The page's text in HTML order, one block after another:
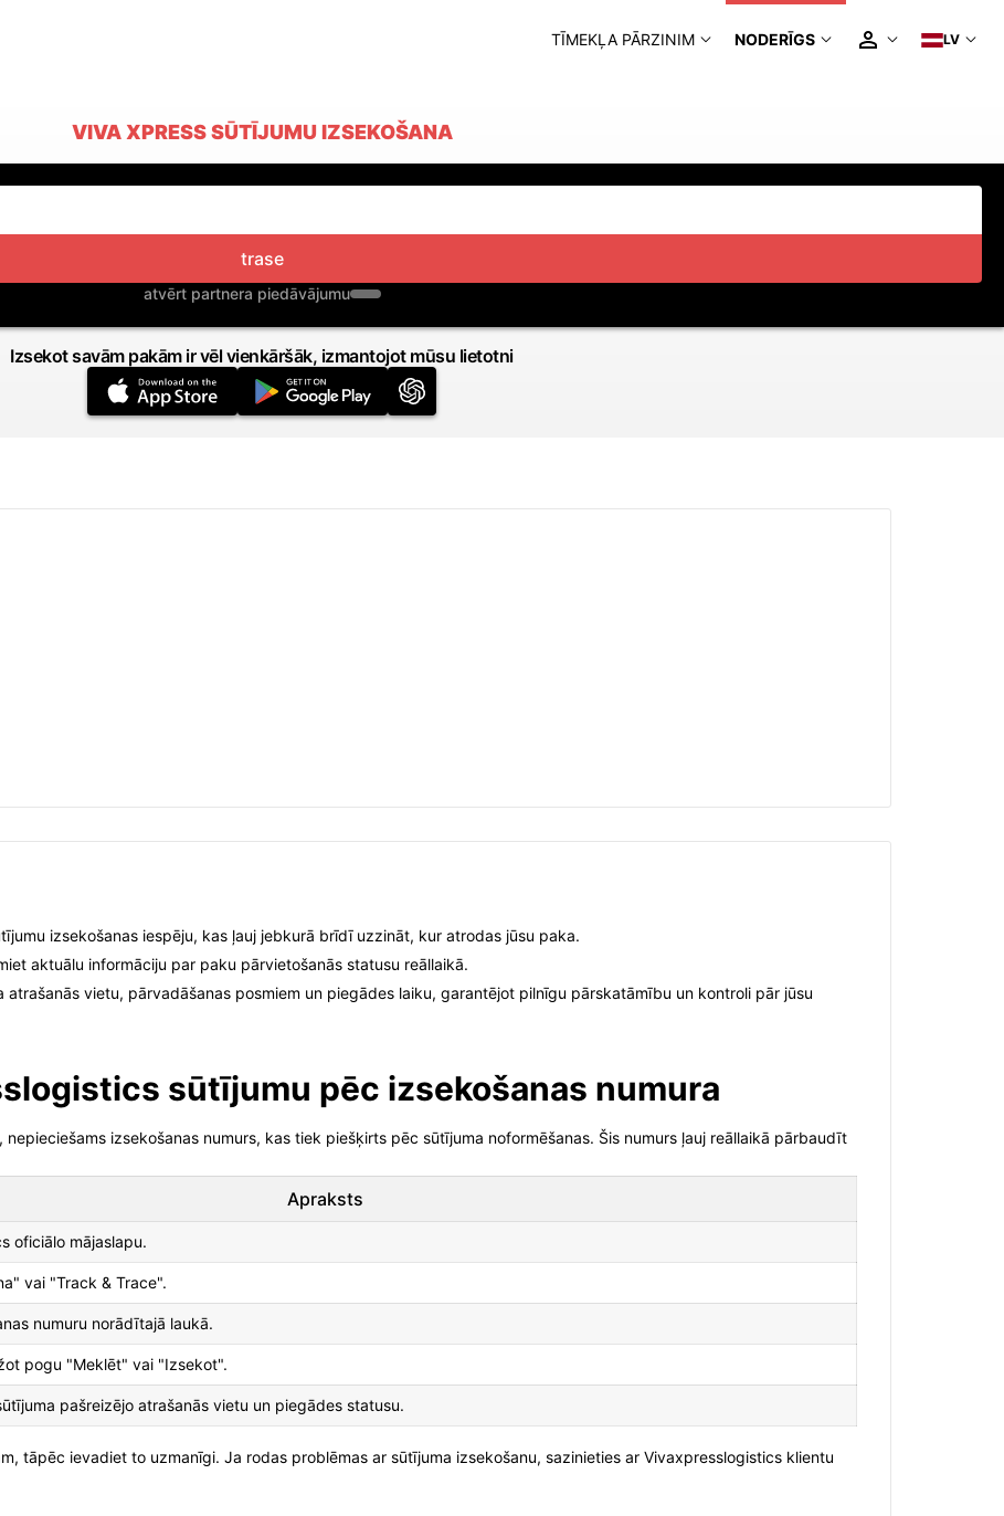
TĪMEKĻA PĀRZINIM NODERĪGS LV
VIVA XPRESS SŪTĪJUMU IZSEKOŠANA
trase
atvērt partnera piedāvājumu
Izsekot savām pakām ir vēl vienkāršāk, izmantojot mūsu lietotni
izsekošanas iespēju, kas ļauj jebkurā brīdī uzzināt, kur atrodas jūsu paka.
aktuālu informāciju par paku pārvietošanās statusu reāllaikā.
vietu, pārvadāšanas posmiem un piegādes laiku, garantējot pilnīgu pārskatāmību un kontroli pār jūsu
sūtījumu pēc izsekošanas numura
izsekošanas numurs, kas tiek piešķirts pēc sūtījuma noformēšanas. Šis numurs ļauj reāllaikā pārbaudīt
Apraksts
oficiālo mājaslapu.
vai "Track & Trace".
numuru norādītajā laukā.
pogu "Meklēt" vai "Izsekot".
pašreizējo atrašanās vietu un piegādes statusu.
tāpēc ievadiet to uzmanīgi. Ja rodas problēmas ar sūtījuma izsekošanu, sazinieties ar Vivaxpresslogistics klientu